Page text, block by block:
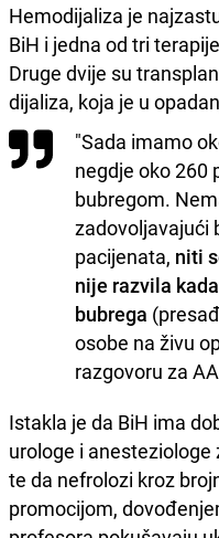
Hemodijaliza je
BiH i jedna od tri
Druge dvije su
dijaliza, koja je u
"Sada imamo
negdje oko 260
bubregom.
zadovoljavajući
pacijenata, niti
nije razvila
bubrega
osobe na živu
razgovoru za
Istakla je da BiH ima
urologe i
te da nefrolozi kroz
promocijom,